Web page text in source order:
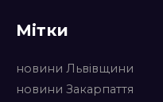
Мітки
новини Львівщини
новини Закарпаття